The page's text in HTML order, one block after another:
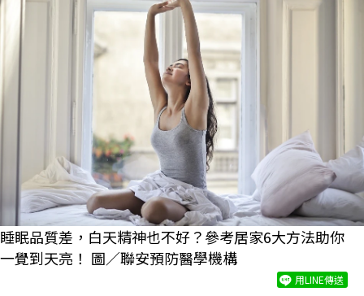
睡眠品質差，白天精神也不好？參考居家6大方法助你
一覺到天亮！ 圖／聯安預防醫學機構
用LINE傳送